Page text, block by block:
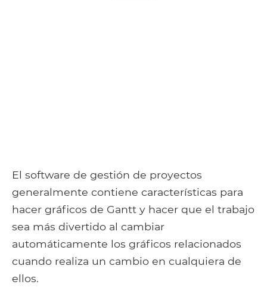
El software de gestión de proyectos
generalmente contiene características para
hacer gráficos de Gantt y hacer que el trabajo
sea más divertido al cambiar
automáticamente los gráficos relacionados
cuando realiza un cambio en cualquiera de
ellos.